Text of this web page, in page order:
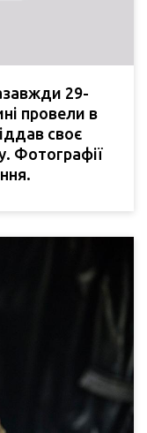
29-
провели в
своє
Фотографії